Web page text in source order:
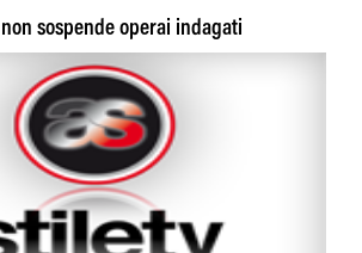
sospende operai indagati